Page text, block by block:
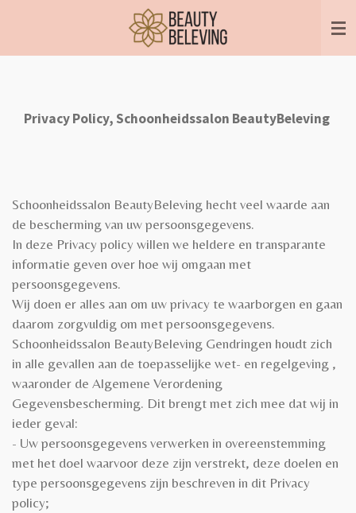
naar
Privacy Policy, Schoonheidssalon BeautyBeleving
Schoonheidssalon BeautyBeleving hecht veel waarde aan
de bescherming van uw persoonsgegevens.
In deze Privacy policy willen we heldere en transparante
informatie geven over hoe wij omgaan met
persoonsgegevens.
Wij doen er alles aan om uw privacy te waarborgen en gaan
daarom zorgvuldig om met persoonsgegevens.
Schoonheidssalon BeautyBeleving Gendringen houdt zich
in alle gevallen aan de toepasselijke wet- en regelgeving ,
waaronder de Algemene Verordening
Gegevensbescherming. Dit brengt met zich mee dat wij in
ieder geval:
- Uw persoonsgegevens verwerken in overeenstemming
met het doel waarvoor deze zijn verstrekt, deze doelen en
type persoonsgegevens zijn beschreven in dit Privacy
policy;